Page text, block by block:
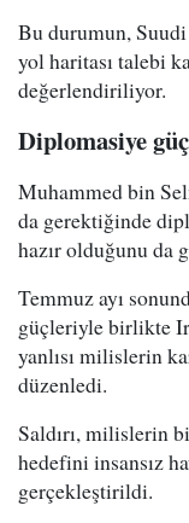
Bu durumun,
yol haritası talebi
değerlendiriliyor.
Diplomasiye
Muhammed bin
da gerektiğinde
hazır olduğunu da
Temmuz ayı
güçleriyle birlikte
yanlısı milislerin
düzenledi.
Saldırı, milislerin
hedefini insansız
gerçekleştirildi.